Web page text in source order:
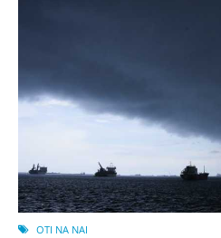
OTI NA NAI